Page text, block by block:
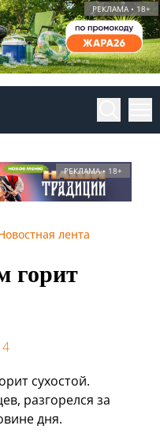
РЕКЛАМА • 18+
РЕКЛАМА • 18+
лента
горит
4
сухостой.
разгорелся за
дня.